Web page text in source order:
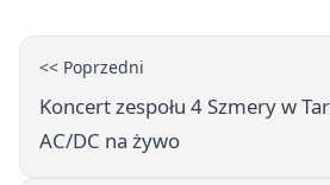
<< Poprzedni
Koncert zespołu 4 Szmery w
AC/DC na żywo